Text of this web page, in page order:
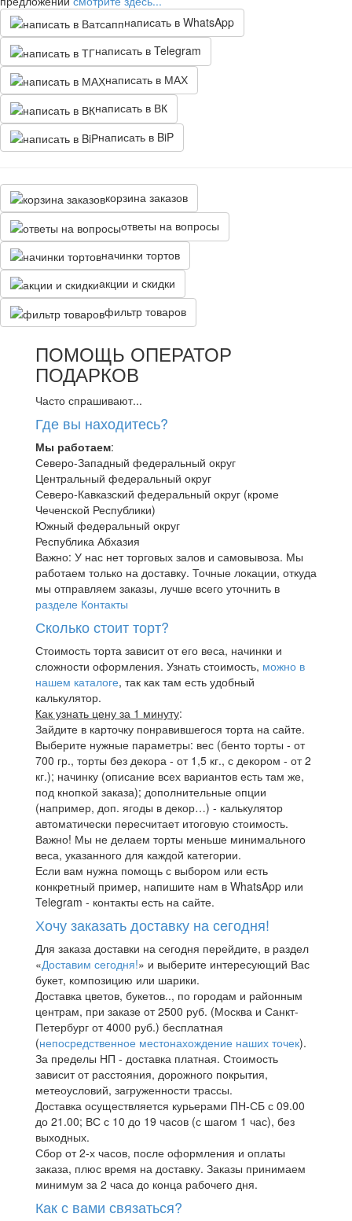
написать в WhatsApp
написать в Telegram
написать в МАХ
написать в ВК
написать в BiP
корзина заказов
ответы на вопросы
начинки тортов
акции и скидки
фильтр товаров
ПОМОЩЬ ОПЕРАТОР
ПОДАРКОВ
Часто спрашивают...
Где вы находитесь?
Мы работаем:
Северо-Западный федеральный округ
Центральный федеральный округ
Северо-Кавказский федеральный округ (кроме
Чеченской Республики)
Южный федеральный округ
Республика Абхазия
Важно: У нас нет торговых залов и самовывоза. Мы
работаем только на доставку. Точные локации, откуда
мы отправляем заказы, лучше всего уточнить в
разделе Контакты
Сколько стоит торт?
Стоимость торта зависит от его веса, начинки и
сложности оформления. Узнать стоимость, можно в
нашем каталоге, так как там есть удобный
калькулятор.
Как узнать цену за 1 минуту:
Зайдите в карточку понравившегося торта на сайте.
Выберите нужные параметры: вес (бенто торты - от
700 гр., торты без декора - от 1,5 кг., с декором - от 2
кг.); начинку (описание всех вариантов есть там же,
под кнопкой заказа); дополнительные опции
(например, доп. ягоды в декор…) - калькулятор
автоматически пересчитает итоговую стоимость.
Важно! Мы не делаем торты меньше минимального
веса, указанного для каждой категории.
Если вам нужна помощь с выбором или есть
конкретный пример, напишите нам в WhatsApp или
Telegram - контакты есть на сайте.
Хочу заказать доставку на сегодня!
Для заказа доставки на сегодня перейдите, в раздел
«Доставим сегодня!» и выберите интересующий Вас
букет, композицию или шарики.
Доставка цветов, букетов.., по городам и районным
центрам, при заказе от 2500 руб. (Москва и Санкт-
Петербург от 4000 руб.) бесплатная
(непосредственное местонахождение наших точек).
За пределы НП - доставка платная. Стоимость
зависит от расстояния, дорожного покрытия,
метеоусловий, загруженности трассы.
Доставка осуществляется курьерами ПН-СБ с 09.00
до 21.00; ВС с 10 до 19 часов (с шагом 1 час), без
выходных.
Сбор от 2-х часов, после оформления и оплаты
заказа, плюс время на доставку. Заказы принимаем
минимум за 2 часа до конца рабочего дня.
Как с вами связаться?